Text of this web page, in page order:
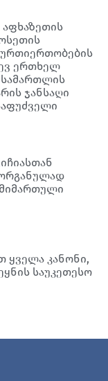
აფხაზეთის
ერთხელ
ჯანსაღი
ყველა კანონი,
საუკეთესო